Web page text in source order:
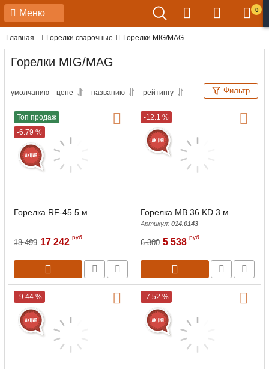
Меню 0
Главная Горелки сварочные Горелки MIG/MAG
Горелки MIG/MAG
умолчанию цене названию рейтингу Фильтр
Топ продаж
-6.79 %
Горелка RF-45 5 м
18 499 17 242 руб
-12.1 %
Горелка MB 36 KD 3 м
Артикул: 014.0143
6 300 5 538 руб
-9.44 % -7.52 %